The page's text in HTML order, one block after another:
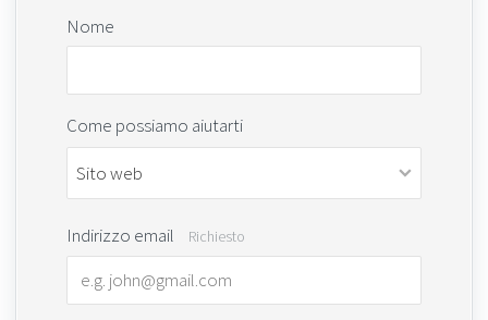
Nome
Come possiamo aiutarti
Indirizzo email Richiesto